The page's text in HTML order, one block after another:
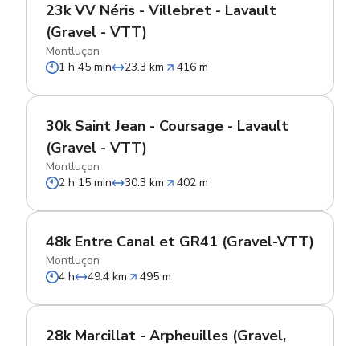
23k VV Néris - Villebret - Lavault
(Gravel - VTT)
Montluçon
1 h 45 min
23.3 km 416 m
30k Saint Jean - Coursage - Lavault
(Gravel - VTT)
Montluçon
2 h 15 min
30.3 km 402 m
48k Entre Canal et GR41 (Gravel-VTT)
Montluçon
4 h
49.4 km 495 m
28k Marcillat - Arpheuilles (Gravel,